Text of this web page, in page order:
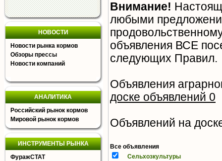
НОВОСТИ
Новости рынка кормов
Обзоры прессы
Новости компаний
АНАЛИТИКА
Российский рынок кормов
Мировой рынок кормов
ИНСТРУМЕНТЫ РЫНКА
ФуражСТАТ
Внимание!
любыми
объявления ВСЕ
следующих Правил.
Объявления
доске объявлений 0
Объявлений на
Все объявления
Сельхозкультуры